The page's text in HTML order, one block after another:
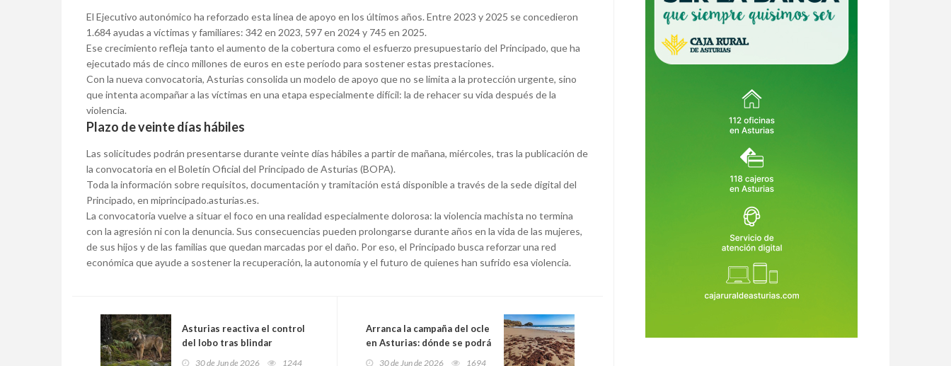
El Ejecutivo autonómico ha reforzado esta línea de apoyo en los últimos años. Entre 2023 y 2025 se concedieron
1.684 ayudas a víctimas y familiares: 342 en 2023, 597 en 2024 y 745 en 2025.
Ese crecimiento refleja tanto el aumento de la cobertura como el esfuerzo presupuestario del Principado, que ha
ejecutado más de cinco millones de euros en este período para sostener estas prestaciones.
Con la nueva convocatoria, Asturias consolida un modelo de apoyo que no se limita a la protección urgente, sino
que intenta acompañar a las víctimas en una etapa especialmente difícil: la de rehacer su vida después de la
violencia.
Plazo de veinte días hábiles
Las solicitudes podrán presentarse durante veinte días hábiles a partir de mañana, miércoles, tras la publicación de
la convocatoria en el Boletín Oficial del Principado de Asturias (BOPA).
Toda la información sobre requisitos, documentación y tramitación está disponible a través de la sede digital del
Principado, en miprincipado.asturias.es.
La convocatoria vuelve a situar el foco en una realidad especialmente dolorosa: la violencia machista no termina
con la agresión ni con la denuncia. Sus consecuencias pueden prolongarse durante años en la vida de las mujeres,
de sus hijos y de las familias que quedan marcadas por el daño. Por eso, el Principado busca reforzar una red
económica que ayude a sostener la recuperación, la autonomía y el futuro de quienes han sufrido esa violencia.
Asturias reactiva el control
del lobo tras blindar
jurídicamente su plan de
30 de Jun de 2026 1244
Arranca la campaña del ocle
en Asturias: dónde se podrá
extraer, cuánto y con qué
30 de Jun de 2026 1694